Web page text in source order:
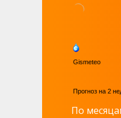
По